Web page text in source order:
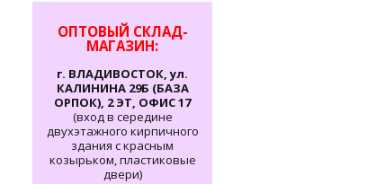
ОПТОВЫЙ СКЛАД-
МАГАЗИН:
г. ВЛАДИВОСТОК, ул.
КАЛИНИНА 29Б (БАЗА
ОРПОК), 2 ЭТ, ОФИС 17
(вход в середине
двухэтажного кирпичного
здания с красным
козырьком, пластиковые
двери)